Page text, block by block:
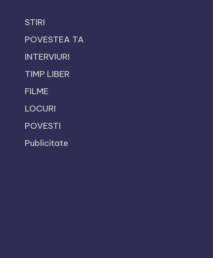
STIRI
POVESTEA TA
INTERVIURI
TIMP LIBER
FILME
LOCURI
POVESTI
Publicitate